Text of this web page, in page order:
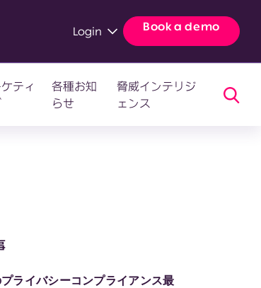
Login Book a demo
ティ
各種お知
らせ
脅威インテリジ
ェンス
ライバシーコンプライアンス最